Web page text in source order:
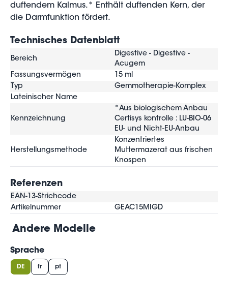
duftendem Kalmus.* Enthält duftenden Kern, der
die Darmfunktion fördert.
Technisches Datenblatt
Bereich
Digestive - Digestive -
Acugem
Fassungsvermögen
15 ml
Typ
Gemmotherapie-Komplex
Lateinischer Name
Kennzeichnung
*Aus biologischem Anbau
Certisys kontrolle : LU-BIO-06
EU- und Nicht-EU-Anbau
Herstellungsmethode
Konzentriertes
Muttermazerat aus frischen
Knospen
Referenzen
EAN-13-Strichcode
Artikelnummer
GEAC15MIGD
Andere Modelle
Sprache
DE fr pt